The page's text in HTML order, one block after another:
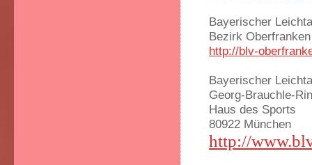
Bayerischer
Bezirk Oberfranken
http://blv-
Bayerischer
Georg-Brauchle-
Haus des Sports
80922 München
http://